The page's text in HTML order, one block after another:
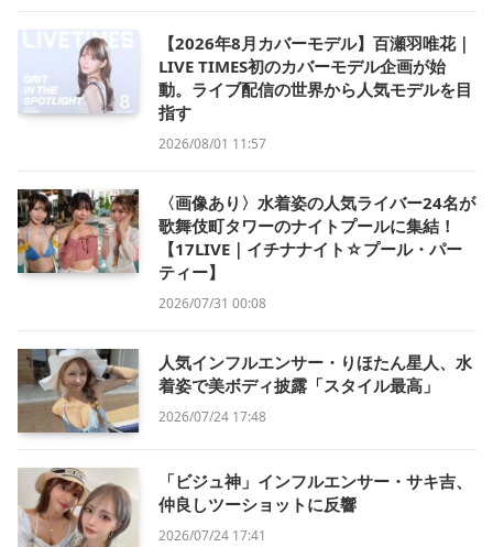
【2026年8月カバーモデル】百瀬羽唯花｜
LIVE TIMES初のカバーモデル企画が始
動。ライブ配信の世界から人気モデルを目
指す
2026/08/01 11:57
〈画像あり〉水着姿の人気ライバー24名が
歌舞伎町タワーのナイトプールに集結！
【17LIVE｜イチナナイト☆プール・パー
ティー】
2026/07/31 00:08
人気インフルエンサー・りほたん星人、水
着姿で美ボディ披露「スタイル最高」
2026/07/24 17:48
「ビジュ神」インフルエンサー・サキ吉、
仲良しツーショットに反響
2026/07/24 17:41